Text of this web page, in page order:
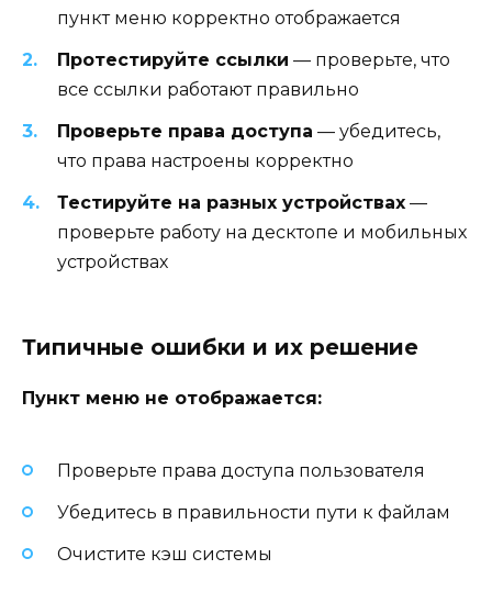
пункт меню корректно отображается
Протестируйте ссылки — проверьте, что
все ссылки работают правильно
Проверьте права доступа — убедитесь,
что права настроены корректно
Тестируйте на разных устройствах —
проверьте работу на десктопе и мобильных
устройствах
Типичные ошибки и их решение
Пункт меню не отображается:
Проверьте права доступа пользователя
Убедитесь в правильности пути к файлам
Очистите кэш системы